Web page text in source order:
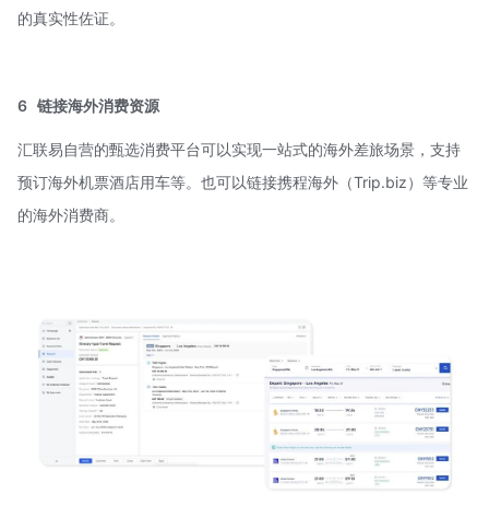
的真实性佐证。
6 链接海外消费资源
汇联易自营的甄选消费平台可以实现一站式的海外差旅场景，支持
预订海外机票酒店用车等。也可以链接携程海外（Trip.biz）等专业
的海外消费商。